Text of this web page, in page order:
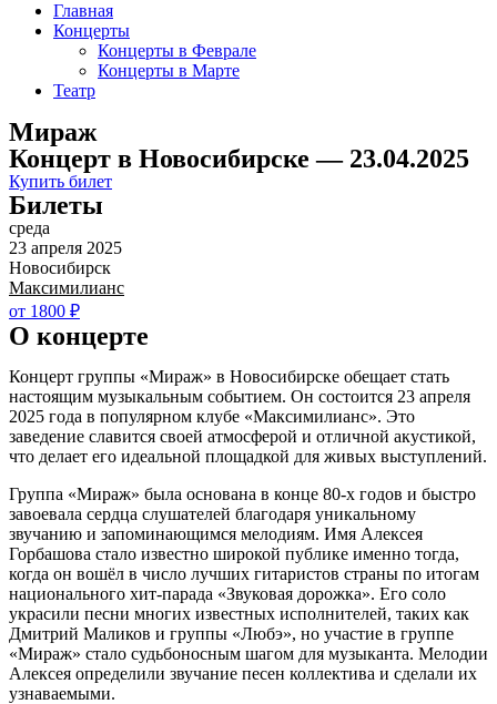
Главная
Концерты
Концерты в Феврале
Концерты в Марте
Театр
Мираж
Концерт в Новосибирске — 23.04.2025
Купить билет
Билеты
среда
23 апреля 2025
Новосибирск
Максимилианс
от 1800 ₽
О концерте
Концерт группы «Мираж» в Новосибирске обещает стать
настоящим музыкальным событием. Он состоится 23 апреля
2025 года в популярном клубе «Максимилианс». Это
заведение славится своей атмосферой и отличной акустикой,
что делает его идеальной площадкой для живых выступлений.
Группа «Мираж» была основана в конце 80-х годов и быстро
завоевала сердца слушателей благодаря уникальному
звучанию и запоминающимся мелодиям. Имя Алексея
Горбашова стало известно широкой публике именно тогда,
когда он вошёл в число лучших гитаристов страны по итогам
национального хит-парада «Звуковая дорожка». Его соло
украсили песни многих известных исполнителей, таких как
Дмитрий Маликов и группы «Любэ», но участие в группе
«Мираж» стало судьбоносным шагом для музыканта. Мелодии
Алексея определили звучание песен коллектива и сделали их
узнаваемыми.